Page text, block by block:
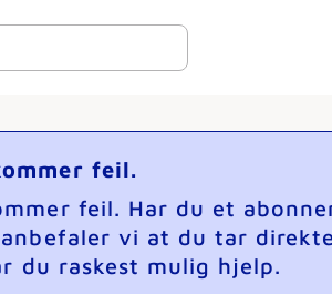
feil.
feil. Har du et
vi at du tar
du raskest mulig hjelp.